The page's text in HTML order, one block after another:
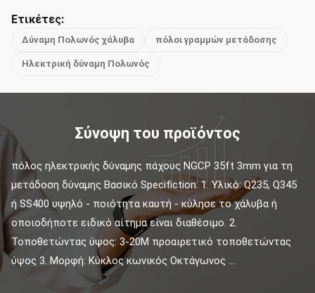
Ετικέτες:
Δύναμη Πολωνός χάλυβα πόλοι γραμμών μετάδοσης
Ηλεκτρική δύναμη Πολωνός
Σύνοψη του προϊόντος
πόλος ηλεκτρικής δύναμης πάχους NGCP 35ft 3mm για τη
μετάδοση δύναμης Βασικό Specifiction: 1. Υλικό: Q235, Q345
ή SS400 υψηλό - ποιότητα καυτή - κύλησε το χάλυβα ή
οποιοδήποτε ειδικό αίτημα είναι διαθέσιμο. 2.
Τοποθετώντας ύψος: 3-20M προαιρετικό τοποθετώντας
ύψος 3. Μορφή: Κύκλος κωνικός Οκτάγωνος ...